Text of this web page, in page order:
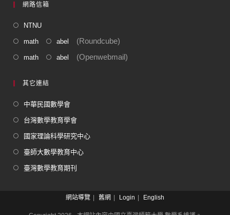
網路信箱
NTNU
math abel (Roundcube)
math abel (Openwebmail)
其它連結
中華民國數學會
台灣數學教育學會
國家理論科學研究中心
臺師大數學教育中心
臺灣數學教育期刊
網站導覽 舊網 Login English